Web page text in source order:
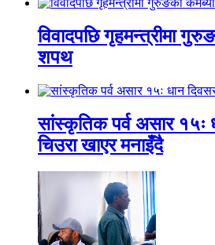
विवादपछि गृहमन्त्रीमा
शपथ
सांस्कृतिक पर्व असार १५ः
चिउरा खाएर मनाइँदै